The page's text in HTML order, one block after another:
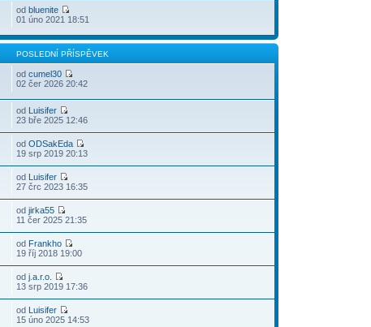
od bluenite
01 úno 2021 18:51
POSLEDNÍ PŘÍSPĚVEK
od cumel30
02 čer 2026 20:42
od Luisifer
23 bře 2025 12:46
od ODSakEda
19 srp 2019 20:13
od Luisifer
27 črc 2023 16:35
od jirka55
11 čer 2025 21:35
od Frankho
19 říj 2018 19:00
od j.a.r.o.
13 srp 2019 17:36
od Luisifer
15 úno 2025 14:53